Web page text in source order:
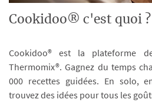
Cookidoo® c'est quoi ?
Cookidoo® est la plateforme
Thermomix®. Gagnez du temps
000 recettes guidées. En solo,
trouvez des idées pour tous les